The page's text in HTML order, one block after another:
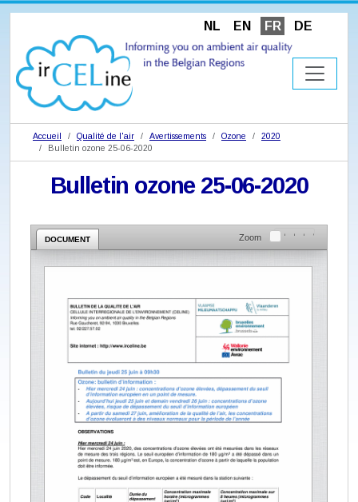
NL EN FR DE
Accueil Qualité de l'air Avertissements Ozone
2020
Bulletin ozone 25-06-2020
Bulletin ozone 25-06-2020
DOCUMENT Zoom